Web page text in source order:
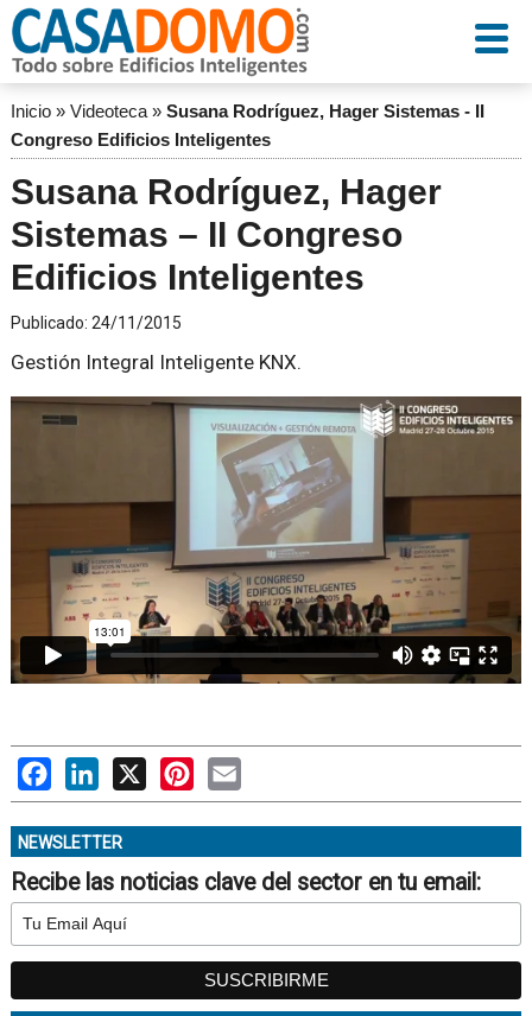
Inicio» Videoteca» Susana Rodríguez, Hager Sistemas - II
Congreso Edificios Inteligentes
Susana Rodríguez, Hager
Sistemas – II Congreso
Edificios Inteligentes
Publicado: 24/11/2015
Gestión Integral Inteligente KNX.
FacebookLinkedIn
X PinterestEmail
NEWSLETTER
Recibe las noticias clave del sector en tu email: